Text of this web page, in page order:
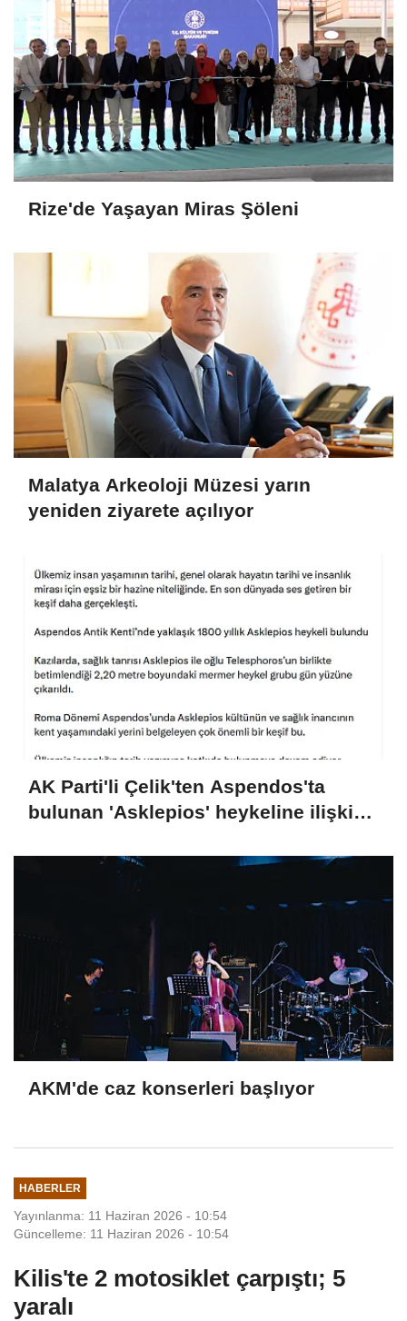
Rize'de Yaşayan Miras Şöleni
Malatya Arkeoloji Müzesi yarın
yeniden ziyarete açılıyor
AK Parti'li Çelik'ten Aspendos'ta
bulunan 'Asklepios' heykeline ilişkin
AKM'de caz konserleri başlıyor
HABERLER
Yayınlanma: 11 Haziran 2026 - 10:54
Güncelleme: 11 Haziran 2026 - 10:54
Kilis'te 2 motosiklet çarpıştı; 5
yaralı